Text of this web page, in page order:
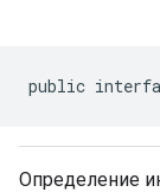
public
Определение